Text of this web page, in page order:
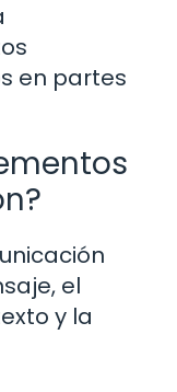
en partes
el
y la